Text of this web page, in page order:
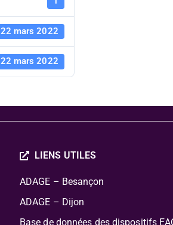
22 mars 2022
22 mars 2022
LIENS UTILES
ADAGE – Besançon
ADAGE – Dijon
Base de données des dispositifs